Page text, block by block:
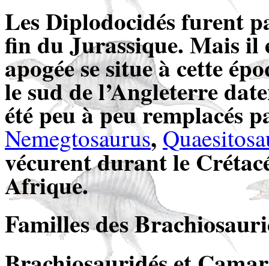
Les Diplodocidés furent
fin du Jurassique. Mais il
apogée se situe à cette
le sud de l’Angleterre
été peu à peu remplacés
Nemegtosaurus,
vécurent durant le
Afrique.
Familles des